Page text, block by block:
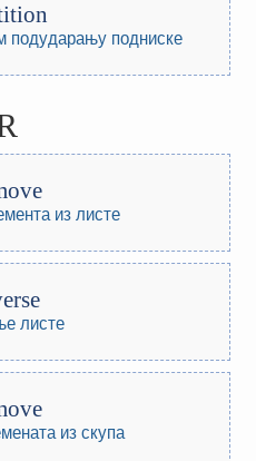
подударању подниске
из листе
листе
из скупа